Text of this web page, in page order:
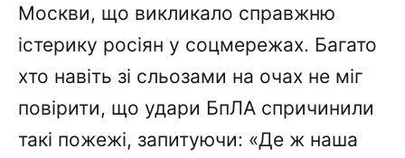
Москви, що викликало справжню
істерику росіян у соцмережах. Багато
хто навіть зі сльозами на очах не міг
повірити, що удари БпЛА спричинили
такі пожежі, запитуючи: «Де ж наша